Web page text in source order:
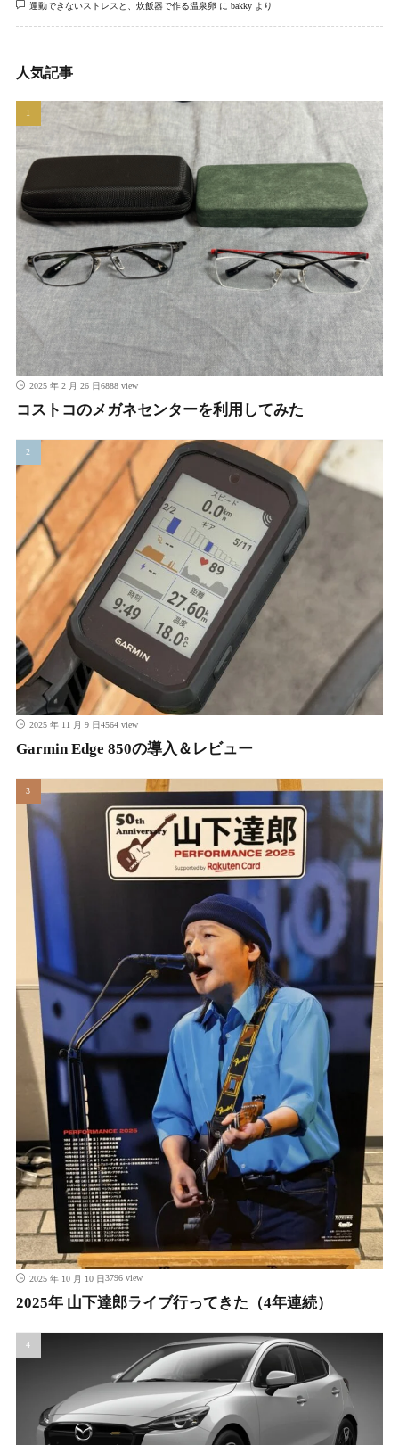
運動できないストレスと、炊飯器で作る温泉卵に bakkyより
人気記事
2025 年 2 月 26 日6888 view
コストコのメガネセンターを利用してみた
2025 年 11 月 9 日4564 view
Garmin Edge 850の導入＆レビュー
2025 年 10 月 10 日3796 view
2025年 山下達郎ライブ行ってきた（4年連続）